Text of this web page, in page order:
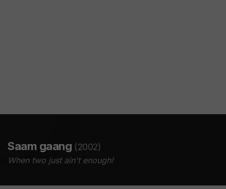
Saam gaang (2002)
When two just ain't enough!